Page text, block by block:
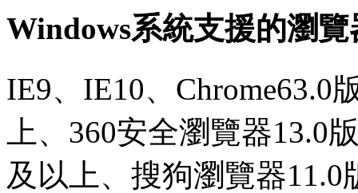
Windows系統支援的瀏覽
IE9、IE10、Chrome63.0
上、360安全瀏覽器13.0
及以上、搜狗瀏覽器